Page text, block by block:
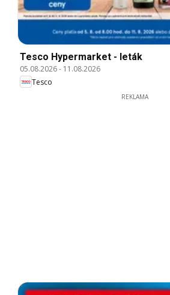
Tesco Hypermarket - leták
05.08.2026- 11.08.2026
Tesco
REKLAMA